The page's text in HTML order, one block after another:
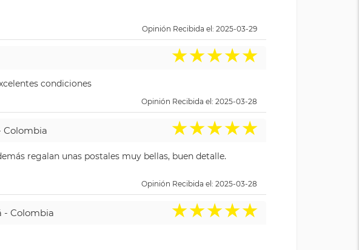
Opinión Recibida el: 2025-03-29
★★★★★
condiciones
Opinión Recibida el: 2025-03-28
Colombia ★★★★★
regalan unas postales muy bellas, buen detalle.
Opinión Recibida el: 2025-03-28
- Colombia ★★★★★